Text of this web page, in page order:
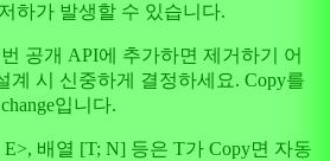
하가 발생할 수 있습니다.
공개 API에 추가하면 제거하기 어
계 시 신중하게 결정하세요. Copy를
입니다.
E>, 배열 [T; N] 등은 T가 Copy면 자동